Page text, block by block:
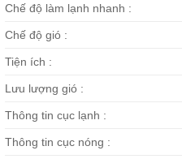
Chế độ làm lạnh nhanh :
Chế độ gió :
Tiện ích :
Lưu lượng gió :
Thông tin cục lạnh :
Thông tin cục nóng :